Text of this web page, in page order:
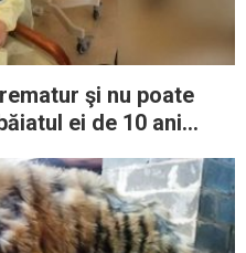
şi nu poate
ei de 10 ani